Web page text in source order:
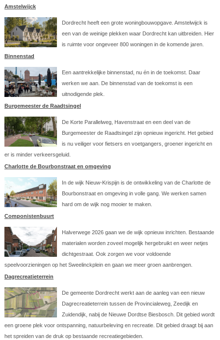
Amstelwijck
Dordrecht heeft een grote woningbouwopgave. Amstelwijck is
een van de weinige plekken waar Dordrecht kan uitbreiden. Hier
is ruimte voor ongeveer 800 woningen in de komende jaren.
Binnenstad
Een aantrekkelijke binnenstad, nu én in de toekomst. Daar
werken we aan. De binnenstad van de toekomst is een
uitnodigende plek.
Burgemeester de Raadtsingel
De Korte Parallelweg, Havenstraat en een deel van de
Burgemeester de Raadtsingel zijn opnieuw ingericht. Het gebied
is nu veiliger voor fietsers en voetgangers, groener ingericht en
er is minder verkeersgeluid.
Charlotte de Bourbonstraat en omgeving
In de wijk Nieuw-Krispijn is de ontwikkeling van de Charlotte de
Bourbonstraat en omgeving in volle gang. We werken samen
hard om de wijk nog mooier te maken.
Componistenbuurt
Halverwege 2026 gaan we de wijk opnieuw inrichten. Bestaande
materialen worden zoveel mogelijk hergebruikt en weer netjes
dichtgestraat. Ook zorgen we voor voldoende
speelvoorzieningen op het Sweelinckplein en gaan we meer groen aanbrengen.
Dagrecreatieterrein
De gemeente Dordrecht werkt aan de aanleg van een nieuw
Dagrecreatieterrein tussen de Provincialeweg, Zeedijk en
Zuidendijk, nabij de Nieuwe Dordtse Biesbosch. Dit gebied wordt
een groene plek voor ontspanning, natuurbeleving en recreatie. Dit gebied draagt bij aan
het spreiden van de druk op bestaande recreatiegebieden.